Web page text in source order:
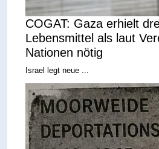
COGAT: Gaza erhielt
Lebensmittel als laut
Nationen nötig
Israel legt neue ...